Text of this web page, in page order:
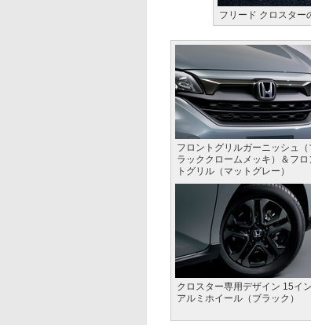
フリード クロスター
フロントグリルガーニッシュ（
ラッククロームメッキ）＆フロ
トグリル（マットグレー）
クロスター専用デザイン 15イ
アルミホイール（ブラック）